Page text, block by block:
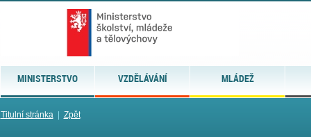
MINISTERSTVO VZDĚLÁVÁNÍ MLÁDEŽ
Titulní stránka| Zpět